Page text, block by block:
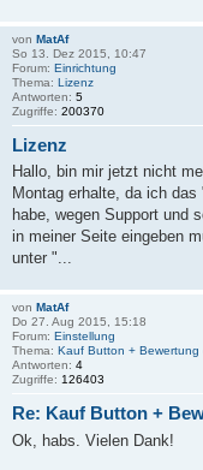
von MatAf
So 13. Dez 2015, 10:47
Forum: Einrichtung
Thema: Lizenz
Antworten: 5
Zugriffe: 200370
Lizenz
Hallo, bin mir jetzt nicht
Montag erhalte, da ich
habe, wegen Support und
in meiner Seite eingeben
unter "...
von MatAf
Do 27. Aug 2015, 15:18
Forum: Einstellung
Thema: Kauf Button + Bewertung
Antworten: 4
Zugriffe: 126403
Re: Kauf Button +
Ok, habs. Vielen Dank!